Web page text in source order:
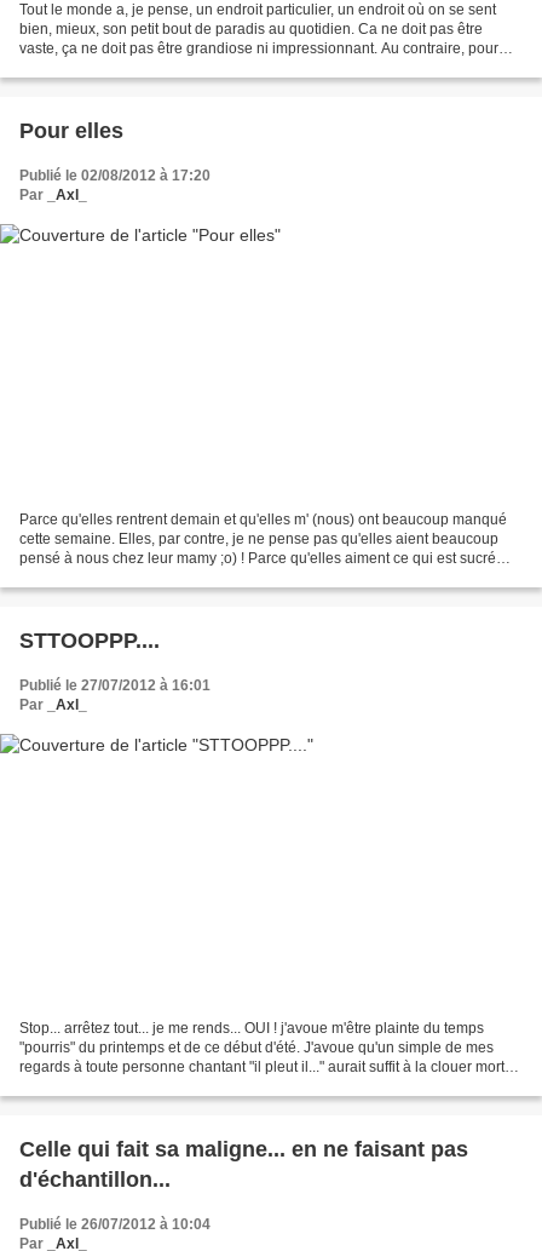
Tout le monde a, je pense, un endroit particulier, un endroit où on se sent
bien, mieux, son petit bout de paradis au quotidien. Ca ne doit pas être
vaste, ça ne doit pas être grandiose ni impressionnant. Au contraire, pour
Pour elles
Publié le 02/08/2012 à 17:20
Par
_Axl_
Parce qu'elles rentrent demain et qu'elles m' (nous) ont beaucoup manqué
cette semaine. Elles, par contre, je ne pense pas qu'elles aient beaucoup
pensé à nous chez leur mamy ;o) ! Parce qu'elles aiment ce qui est sucré
STTOOPPP....
Publié le 27/07/2012 à 16:01
Par
_Axl_
Stop... arrêtez tout... je me rends... OUI ! j'avoue m'être plainte du temps
"pourris" du printemps et de ce début d'été. J'avoue qu'un simple de mes
regards à toute personne chantant "il pleut il..." aurait suffit à la clouer morte
Celle qui fait sa maligne... en ne faisant pas
d'échantillon...
Publié le 26/07/2012 à 10:04
Par
_Axl_